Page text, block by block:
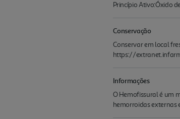
Princípio Ativo:Óxido
Conservação
Conservar em local
https://
Informações
O Hemofissural é um
hemorroidas externas